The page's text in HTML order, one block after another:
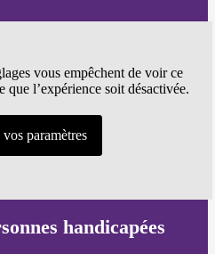
vous empêchent de voir ce
que l’expérience soit désactivée.
paramètres
handicapées